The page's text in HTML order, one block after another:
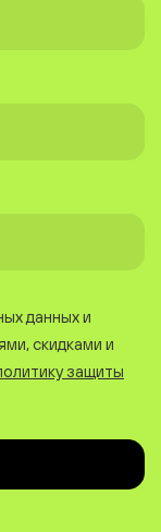
данных и
скидками и
защиты